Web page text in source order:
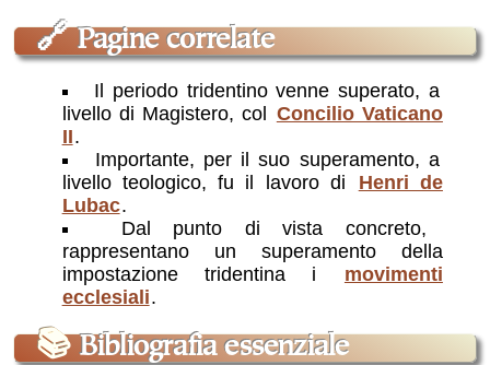
presupposto: quello per cui la grazia, il
soprannaturale, il Cristianesimo c'entra
solo con la vita eterna e non con la vita
presente. Infatti per lui la grazia serve a
meritarci il Paradiso. Delcentuplo
quaggiù
non c'è nemmeno l'ombra nel suo
discorso
🔗 Pagine correlate
Il periodo tridentino venne superato, a
livello di Magistero, col Concilio Vaticano
II.
Importante, per il suo superamento, a
livello teologico, fu il lavoro di
Henri de
Lubac.
Dal punto di vista concreto,
rappresentano un superamento della
impostazione tridentina i
movimenti
ecclesiali.
📚 Bibliografia essenziale